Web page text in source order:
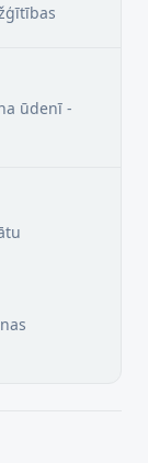
ūdenī -